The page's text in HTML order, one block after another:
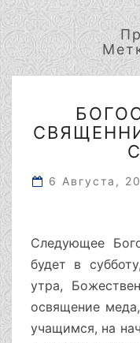
6 Августа,
Следующее
будет в
утра,
освящение
учащимся, на